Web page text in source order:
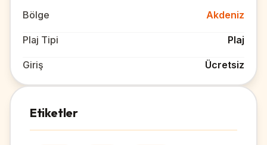
Bölge Akdeniz
Plaj Tipi Plaj
Giriş Ücretsiz
Etiketler